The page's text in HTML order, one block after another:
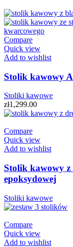
Compare
Quick view
Add to wishlist
Stolik kawowy
Stoliki kawowe
zł1,299.00
Compare
Quick view
Add to wishlist
Stolik kawowy
epoksydowej
Stoliki kawowe
Compare
Quick view
Add to wishlist